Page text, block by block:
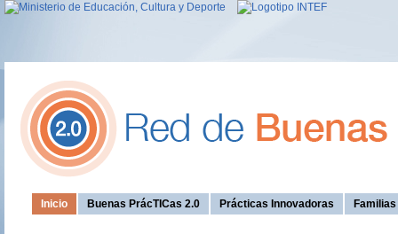
Inicio Buenas PrácTICas 2.0 Prácticas Innovadoras